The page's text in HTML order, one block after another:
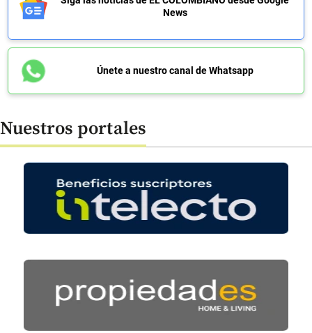
News
Únete a nuestro canal de Whatsapp
Nuestros portales